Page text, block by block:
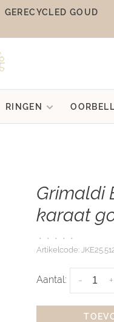
GERECYCLED GOUD
RINGEN
Grimaldi
karaat
• • • •
•
Artikelcode:
Aantal: +
-